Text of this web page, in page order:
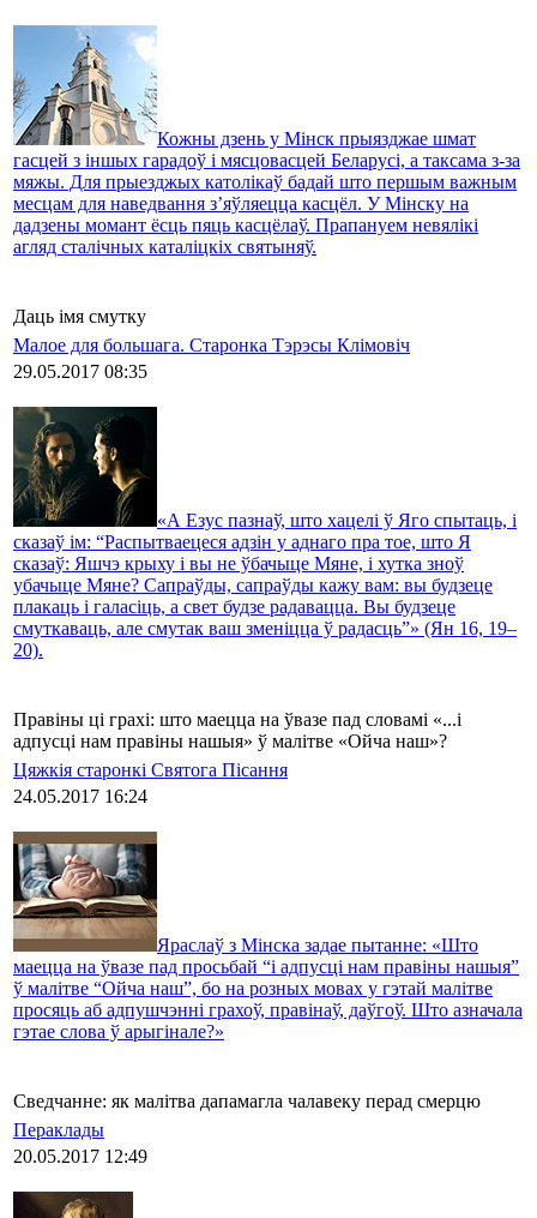
Кожны дзень у Мінск прыязджае шмат
гасцей з іншых гарадоў і мясцовасцей Беларусі, а таксама з-за
мяжы. Для прыезджых католікаў бадай што першым важным
месцам для наведвання з’яўляецца касцёл. У Мінску на
дадзены момант ёсць пяць касцёлаў. Прапануем невялікі
агляд сталічных каталіцкіх святыняў.
Даць імя смутку
Малое для большага. Старонка Тэрэсы Клімовіч
29.05.2017 08:35
«А Езус пазнаў, што хацелі ў Яго спытаць, і
сказаў ім: “Распытваецеся адзін у аднаго пра тое, што Я
сказаў: Яшчэ крыху і вы не ўбачыце Мяне, і хутка зноў
убачыце Мяне? Сапраўды, сапраўды кажу вам: вы будзеце
плакаць і галасіць, а свет будзе радавацца. Вы будзеце
смуткаваць, але смутак ваш зменіцца ў радасць”» (Ян 16, 19–
20).
Правіны ці грахі: што маецца на ўвазе пад словамі «...і
адпусці нам правіны нашыя» ў малітве «Ойча наш»?
Цяжкія старонкі Святога Пісання
24.05.2017 16:24
Яраслаў з Мінска задае пытанне: «Што
маецца на ўвазе пад просьбай “і адпусці нам правіны нашыя”
ў малітве “Ойча наш”, бо на розных мовах у гэтай малітве
просяць аб адпушчэнні грахоў, правінаў, даўгоў. Што азначала
гэтае слова ў арыгінале?»
Сведчанне: як малітва дапамагла чалавеку перад смерцю
Пераклады
20.05.2017 12:49